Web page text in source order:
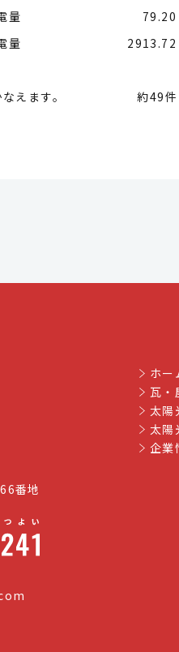
量
量
えます。 約49
番地
ホー
瓦・
太陽
太陽
企業